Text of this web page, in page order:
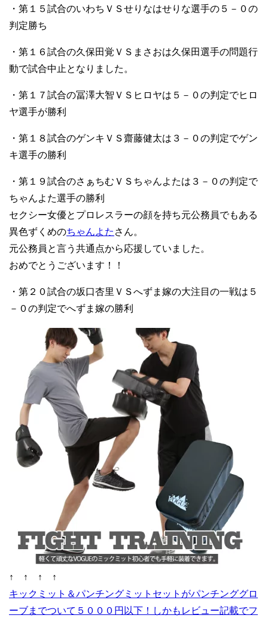
・第１５試合のいわちＶＳせりなはせりな選手の５－０の
判定勝ち
・第１６試合の久保田覚ＶＳまさおは久保田選手の問題行
動で試合中止となりました。
・第１７試合の冨澤大智ＶＳヒロヤは５－０の判定でヒロ
ヤ選手が勝利
・第１８試合のゲンキＶＳ齋藤健太は３－０の判定でゲン
キ選手の勝利
・第１９試合のさぁちむＶＳちゃんよたは３－０の判定で
ちゃんよた選手の勝利
セクシー女優とプロレスラーの顔を持ち元公務員でもある
異色ずくめのちゃんよた さん。
元公務員と言う共通点から応援していました。
おめでとうございます！！
・第２０試合の坂口杏里ＶＳへずま嫁の大注目の一戦は５
－０の判定でへずま嫁の勝利
↑ ↑ ↑ ↑
キックミット＆パンチングミットセットがパンチンググロ
ーブまでついて５０００円以下！しかもレビュー記載でフ